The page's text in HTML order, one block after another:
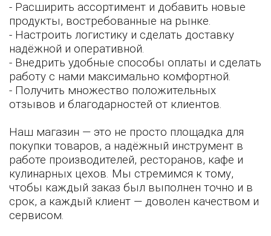
- Расширить ассортимент и добавить новые
продукты, востребованные на рынке.
- Настроить логистику и сделать доставку
надёжной и оперативной.
- Внедрить удобные способы оплаты и сделать
работу с нами максимально комфортной.
- Получить множество положительных
отзывов и благодарностей от клиентов.
Наш магазин — это не просто площадка для
покупки товаров, а надёжный инструмент в
работе производителей, ресторанов, кафе и
кулинарных цехов. Мы стремимся к тому,
чтобы каждый заказ был выполнен точно и в
срок, а каждый клиент — доволен качеством и
сервисом.